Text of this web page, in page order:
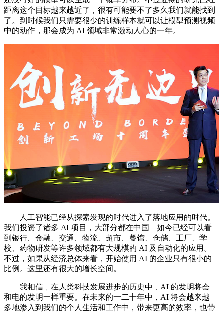
距离这个目标越来越近了，很有可能要不了多久我们就能找到
了。到时候我们只需要很少的训练样本就可以让模型预测视频
中的动作，那会成为 AI 领域非常激动人心的一年。
人工智能已经从探索发现的时代进入了落地应用的时代。
我们投资了诸多 AI 项目，大部分都在中国，如今已经可以看
到银行、金融、交通、物流、超市、餐馆、仓储、工厂、学
校、药物研发等许多领域都有大规模的 AI 及自动化的应用。
不过，如果从经济总体来看，开始使用 AI 的企业只有很小的
比例。这里还有很大的增长空间。
我相信，在人类科技发展进步的历史中，AI 的发明将会
和电的发明一样重要。在未来的一二十年中，AI 将会越来越
多地渗入到我们的个人生活和工作中，带来更高的效率，也带